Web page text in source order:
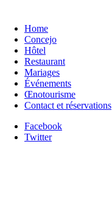
Home
Concejo
Hôtel
Restaurant
Mariages
Événements
Œnotourisme
Contact et réservations
Facebook
Twitter